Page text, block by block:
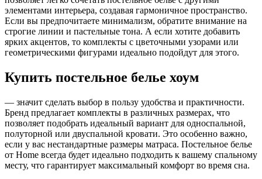
элементами интерьера, создавая гармоничное пространство.
Если вы предпочитаете минимализм, обратите внимание на
строгие линии и пастельные тона. А если хотите добавить
ярких акцентов, то комплекты с цветочными узорами или
геометрическими фигурами идеально подойдут для этого.
Купить постельное белье хоум
— значит сделать выбор в пользу удобства и практичности.
Бренд предлагает комплекты в различных размерах, что
позволяет подобрать идеальный вариант для односпальной,
полуторной или двуспальной кровати. Это особенно важно,
если у вас нестандартные размеры матраса. Постельное белье
от Home всегда будет идеально подходить к вашему спальному
месту, что гарантирует максимальный комфорт во время сна.